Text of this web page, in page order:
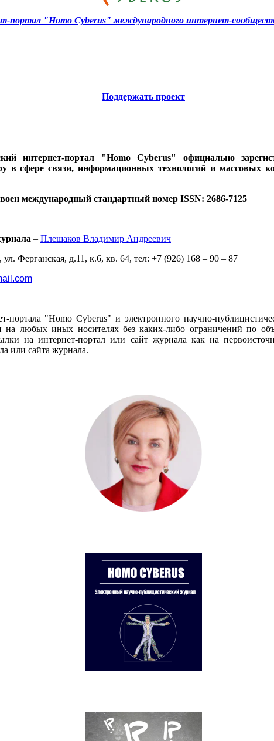
портал "Homo Cyberus" международного интернет-
Поддержать проект
интернет-портал "Homo Cyberus" официально
в сфере связи, информационных технологий и массовых
международный стандартный номер ISSN: 2686-7125
– Плешаков Владимир Андреевич
Ферганская, д.11, к.6, кв. 64, тел: +7 (926) 168 – 90 – 87
портала "Homo Cyberus" и электронного научно-
любых иных носителях без каких-либо ограничений по
на интернет-портал или сайт журнала как на
или сайта журнала.